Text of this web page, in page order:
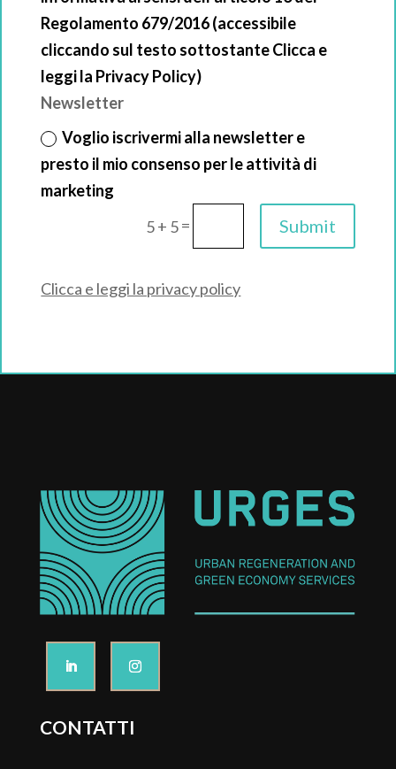
Regolamento 679/2016 (accessibile
cliccando sul testo sottostante Clicca e
leggi la Privacy Policy)
Newsletter
Voglio iscrivermi alla newsletter e
presto il mio consenso per le attività di
marketing
5 + 5= Submit
Clicca e leggi la privacy policy
CONTATTI